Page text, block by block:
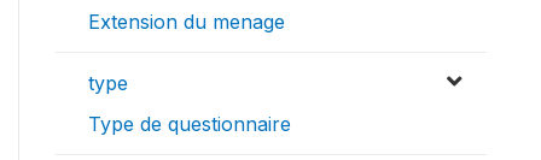
Extension du menage
type
Type de questionnaire